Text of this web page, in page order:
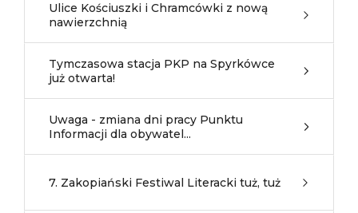
Ulice Kościuszki i Chramcówki z nową
nawierzchnią
Tymczasowa stacja PKP na Spyrkówce
już otwarta!
Uwaga - zmiana dni pracy Punktu
Informacji dla obywatel...
7. Zakopiański Festiwal Literacki tuż, tuż